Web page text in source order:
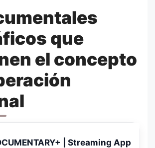
que
el concepto
| Streaming App